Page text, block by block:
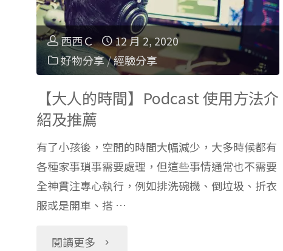
＋
美
感
育：
觀
西西Ｃ
12 月 2, 2020
好物分享/經驗分享
【大人的時間】Podcast 使用方法介
紹及推薦
有了小孩後，空閒的時間大幅減少，大多時候都有
各種家事瑣事需要處理，但這些事情通常也不需要
全神貫注專心執行，例如排洗碗機、倒垃圾、折衣
服或是開車、搭 …
閱讀更多 "【大